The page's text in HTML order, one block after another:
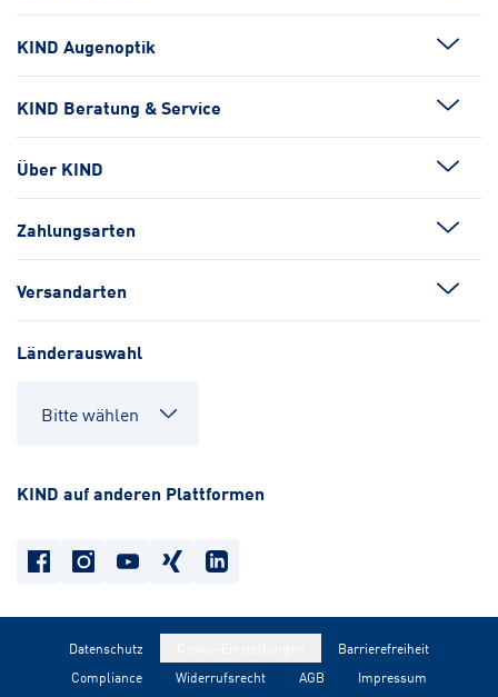
KIND Augenoptik
KIND Beratung & Service
Über KIND
Zahlungsarten
Versandarten
Länderauswahl
KIND auf anderen Plattformen
Datenschutz
Barrierefreiheit
Compliance
Widerrufsrecht AGB Impressum